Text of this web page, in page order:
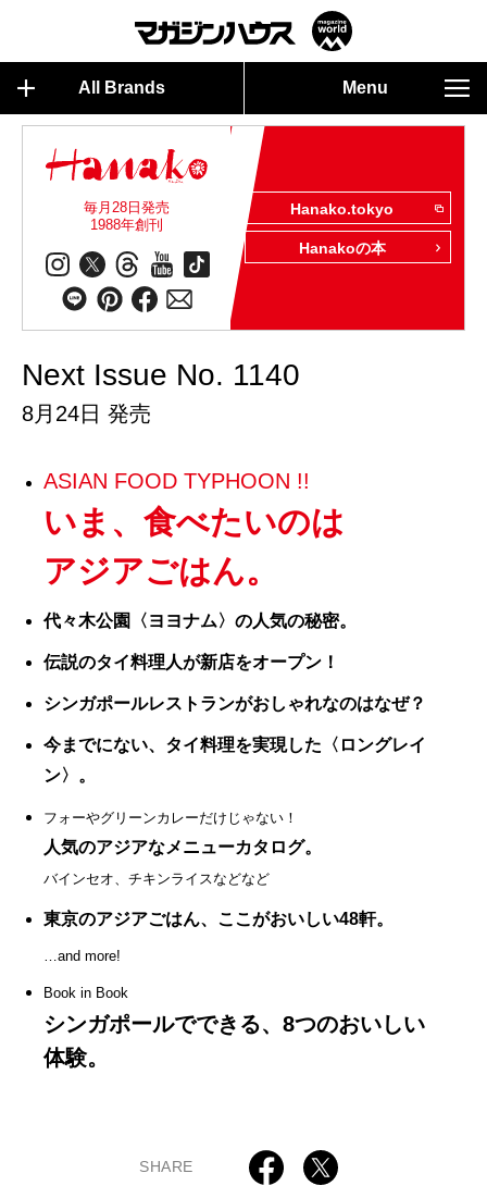
All Brands Menu
毎月28日発売
1988年創刊
Hanako.tokyo
Hanakoの本
Next Issue No. 1140
8月24日 発売
ASIAN FOOD TYPHOON !!
いま、食べたいのは
アジアごはん。
代々木公園〈ヨヨナム〉の人気の秘密。
伝説のタイ料理人が新店をオープン！
シンガポールレストランがおしゃれなのはなぜ？
今までにない、タイ料理を実現した〈ロングレイ
ン〉。
フォーやグリーンカレーだけじゃない！
人気のアジアなメニューカタログ。
バインセオ、チキンライスなどなど
東京のアジアごはん、ここがおいしい48軒。
…and more!
Book in Book
シンガポールでできる、8つのおいしい
体験。
SHARE